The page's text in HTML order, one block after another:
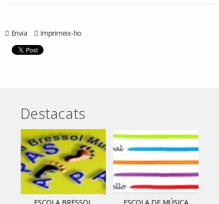
Envia Imprimeix-ho
Destacats
ESCOLA BRESSOL ESCOLA DE MÚSICA